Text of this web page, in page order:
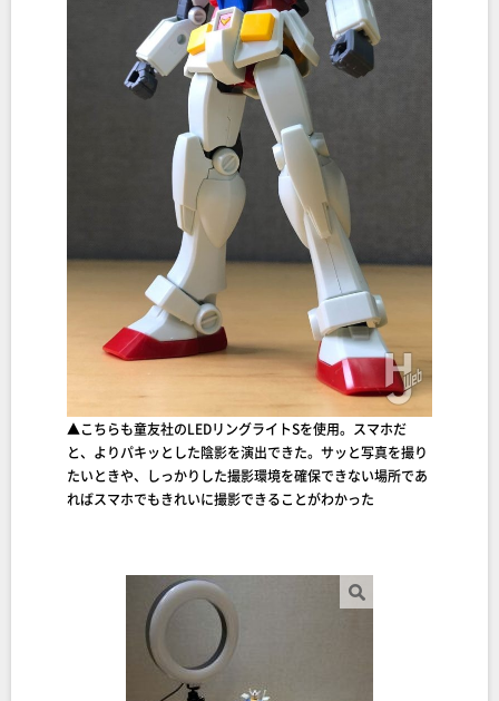
▲こちらも童友社のLEDリングライトSを使用。スマホだ
と、よりパキッとした陰影を演出できた。サッと写真を撮り
たいときや、しっかりした撮影環境を確保できない場所であ
ればスマホでもきれいに撮影できることがわかった